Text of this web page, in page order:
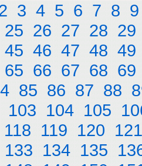
3 4 5 6 7 8 9
25 26 27 28 29
45 46 47 48 49
65 66 67 68 69
85 86 87 88
103 104 105
118 119 120 121
133 134 135